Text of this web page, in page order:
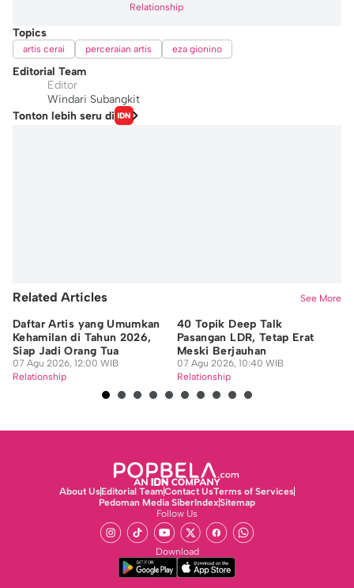
Relationship
Topics
artis cerai perceraian artis eza gionino
Editorial Team
Editor
Windari Subangkit
Tonton lebih seru di
Related Articles See More
Daftar Artis yang Umumkan
Kehamilan di Tahun 2026,
Siap Jadi Orang Tua
07 Agu 2026, 12:00 WIB
Relationship
40 Topik Deep Talk
Pasangan LDR, Tetap Erat
Meski Berjauhan
07 Agu 2026, 10:40 WIB
Relationship
About UsEditorial TeamContact UsTerms of Services
Pedoman Media SiberIndexSitemap
Follow Us
Download